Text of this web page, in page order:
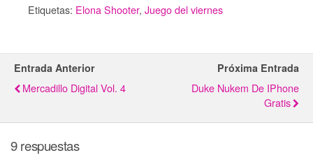
Etiquetas: Elona Shooter, Juego del viernes
Entrada Anterior
Mercadillo Digital Vol. 4
Próxima Entrada
Duke Nukem De IPhone
Gratis
9 respuestas